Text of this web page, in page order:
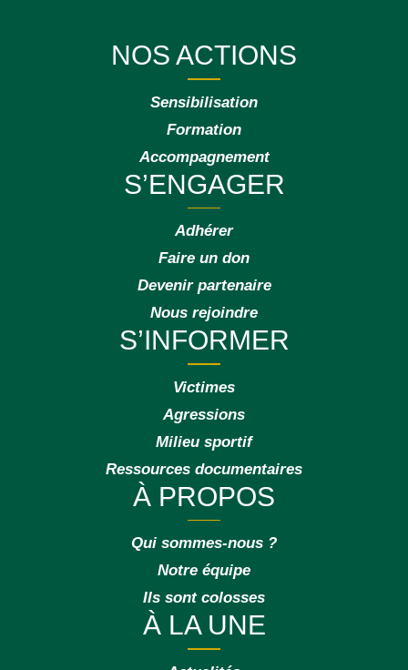
NOS ACTIONS
Sensibilisation
Formation
Accompagnement
S’ENGAGER
Adhérer
Faire un don
Devenir partenaire
Nous rejoindre
S’INFORMER
Victimes
Agressions
Milieu sportif
Ressources documentaires
À PROPOS
Qui sommes-nous ?
Notre équipe
Ils sont colosses
À LA UNE